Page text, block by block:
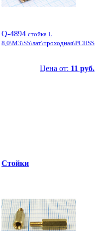
Q-4894 стойка L
8,0\М3\S5\лат\проходная\PCHSS
Цена от: 11 руб.
Стойки